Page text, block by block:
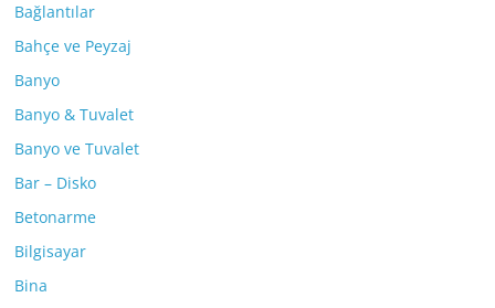
Bağlantılar
Bahçe ve Peyzaj
Banyo
Banyo & Tuvalet
Banyo ve Tuvalet
Bar – Disko
Betonarme
Bilgisayar
Bina